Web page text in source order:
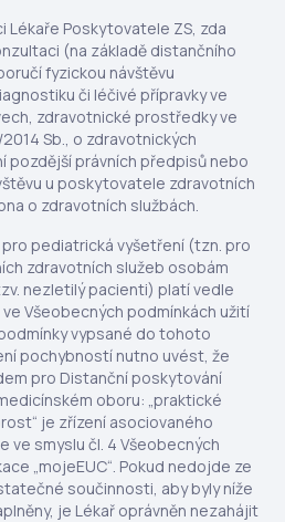
Lékaře Poskytovatele ZS, zda
(na základě distančního
fyzickou návštěvu
či léčivé přípravky ve
zdravotnické prostředky ve
Sb., o zdravotnických
pozdější právních předpisů nebo
u poskytovatele zdravotních
o zdravotních službách.
pediatrická vyšetření (tzn. pro
zdravotních služeb osobám
nezletilý pacienti) platí vedle
Všeobecných podmínkách užití
vypsané do tohoto
pochybností nutno uvést, že
pro Distanční poskytování
oboru: „praktické
je zřízení asociovaného
ve smyslu čl. 4 Všeobecných
„mojeEUC“. Pokud nedojde ze
součinnosti, aby byly níže
je Lékař oprávněn nezahájit